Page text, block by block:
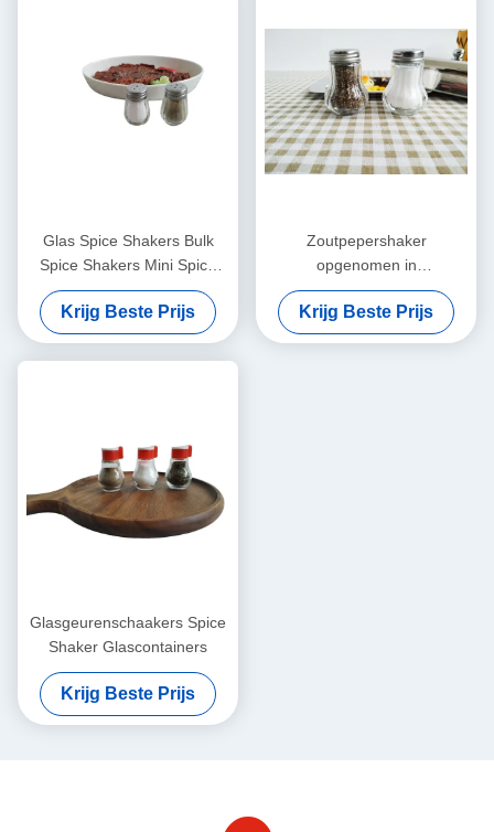
Glas Spice Shakers Bulk
Spice Shakers Mini Spice
Shakers
Krijg Beste Prijs
Zoutpepershaker
opgenomen in
wegwerpgeurshakers
Krijg Beste Prijs
Glasgeurenschaakers Spice
Shaker Glascontainers
Krijg Beste Prijs